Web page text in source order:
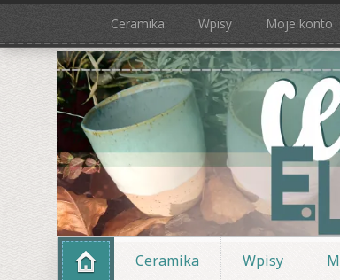
Ceramika Wpisy Moje konto
Ceramika Wpisy